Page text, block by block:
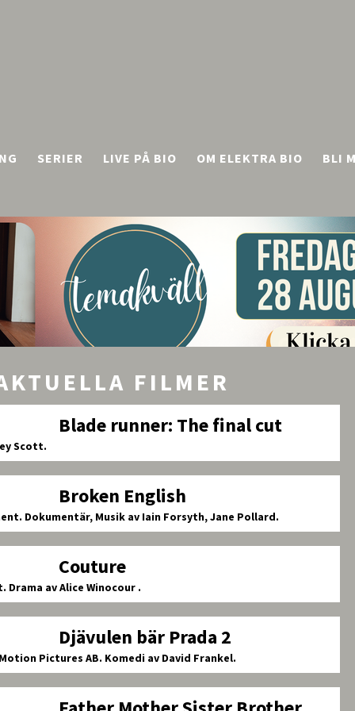
SERIER LIVE PÅ BIO OM ELEKTRA BIO BLI
FILMER
Blade runner: The final cut
Scott.
Broken English
Dokumentär, Musik av Iain Forsyth, Jane Pollard.
Couture
Drama av Alice Winocour .
Djävulen bär Prada 2
Pictures AB. Komedi av David Frankel.